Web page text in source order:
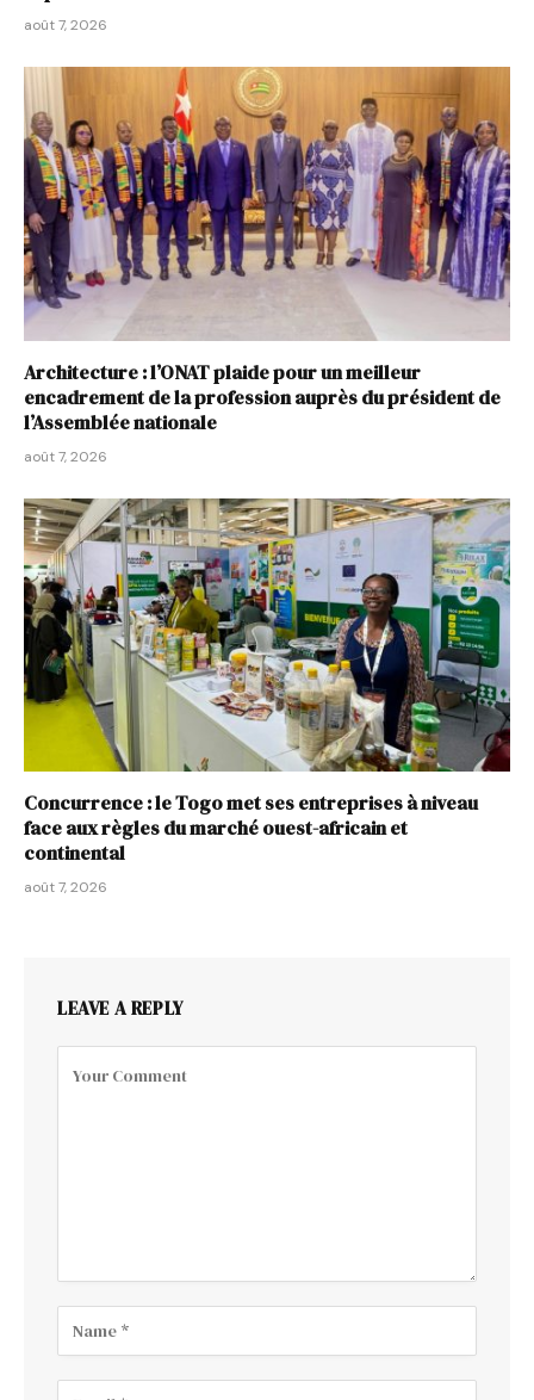
août 7, 2026
Architecture : l’ONAT plaide pour un meilleur
encadrement de la profession auprès du président de
l’Assemblée nationale
août 7, 2026
Concurrence : le Togo met ses entreprises à niveau
face aux règles du marché ouest-africain et
continental
août 7, 2026
LEAVE A REPLY